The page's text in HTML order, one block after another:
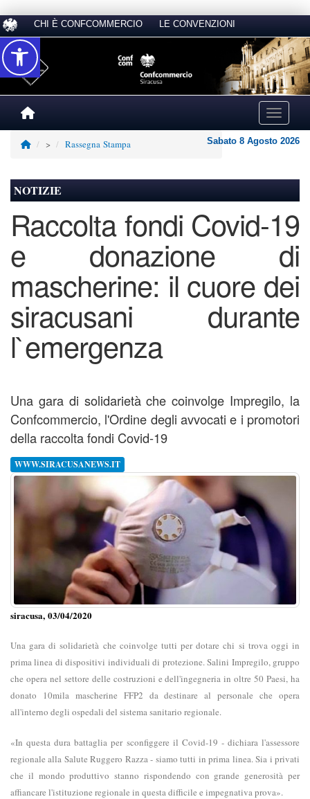
CHI È CONFCOMMERCIO LE CONVENZIONI
Toggle
> Rassegna Stampa Sabato 8 Agosto 2026
NOTIZIE
Raccolta fondi Covid-19
e donazione di
mascherine: il cuore dei
siracusani durante
l`emergenza
Una gara di solidarietà che coinvolge Impregilo, la
Confcommercio, l'Ordine degli avvocati e i promotori
della raccolta fondi Covid-19
WWW.SIRACUSANEWS.IT
siracusa, 03/04/2020
Una gara di solidarietà che coinvolge tutti per dotare chi si trova oggi in
prima linea di dispositivi individuali di protezione. Salini Impregilo, gruppo
che opera nel settore delle costruzioni e dell'ingegneria in oltre 50 Paesi, ha
donato 10mila mascherine FFP2 da destinare al personale che opera
all'interno degli ospedali del sistema sanitario regionale.
«In questa dura battaglia per sconfiggere il Covid-19 - dichiara l'assessore
regionale alla Salute Ruggero Razza - siamo tutti in prima linea. Sia i privati
che il mondo produttivo stanno rispondendo con grande generosità per
affiancare l'istituzione regionale in questa difficile e impegnativa prova».
Accessibilità